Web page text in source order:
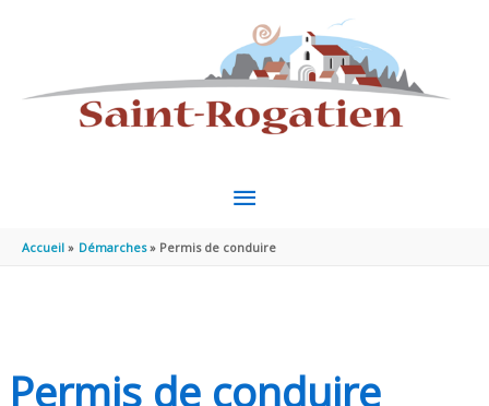
MENU
PRINCIPAL
Accueil Démarches Permis de conduire
Permis de conduire